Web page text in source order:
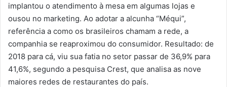
implantou o atendimento à mesa em algumas lojas e
ousou no marketing. Ao adotar a alcunha “Méqui”,
referência a como os brasileiros chamam a rede, a
companhia se reaproximou do consumidor. Resultado: de
2018 para cá, viu sua fatia no setor passar de 36,9% para
41,6%, segundo a pesquisa Crest, que analisa as nove
maiores redes de restaurantes do país.